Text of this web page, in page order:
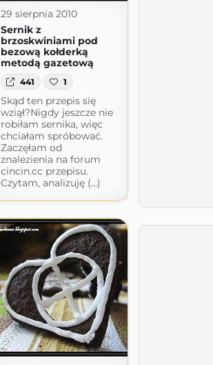
29 sierpnia 2010
Sernik z
brzoskwiniami pod
bezową kołderką
metodą gazetową
441 1
Skąd ten przepis się
wziął?Nigdy jeszcze nie
robiłam sernika, więc
chciałam spróbować.
Zaczęłam od
znalezienia na forum
cincin.cc przepisu.
Czytam, analizuję (...)